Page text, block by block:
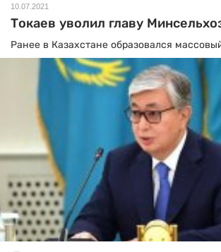
10.07.2021
Токаев уволил главу
Ранее в Казахстане образовался